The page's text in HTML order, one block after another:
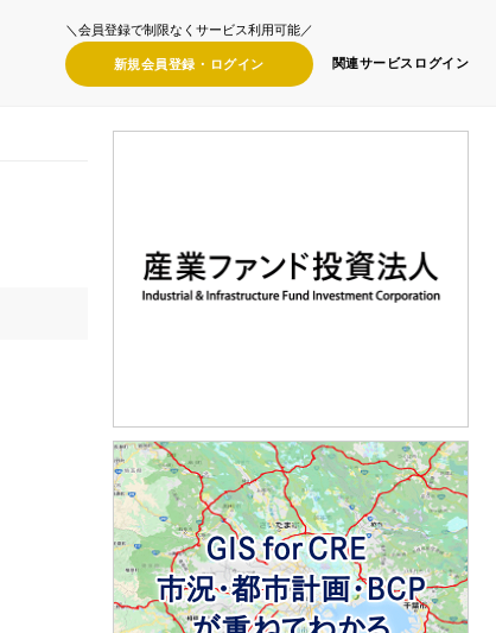
＼会員登録で制限なくサービス利用可能／
新規会員登録・ ログイン 関連サービス ログイン